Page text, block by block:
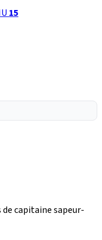
15
de capitaine sapeur-